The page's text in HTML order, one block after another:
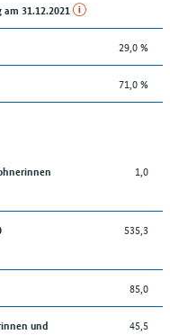
31.12.2021
29,0 %
71,0 %
1,0
535,3
85,0
und
45,5